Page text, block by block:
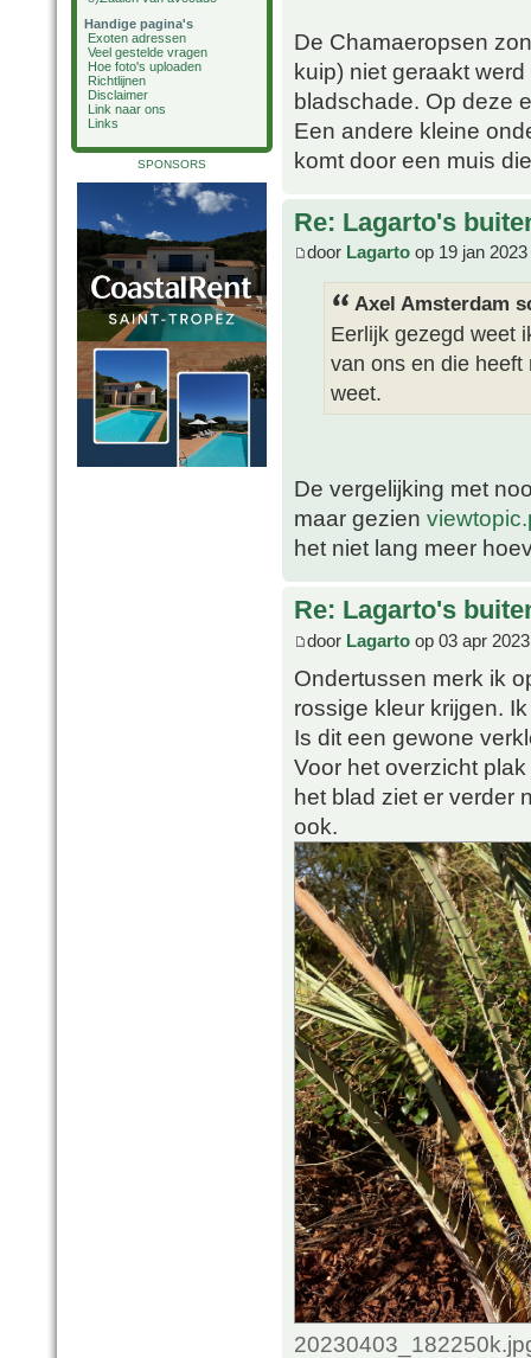
Handige pagina's
Exoten adressen
Veel gestelde vragen
Hoe foto's uploaden
Richtlijnen
Disclaimer
Link naar ons
Links
SPONSORS
De Chamaeropsen
kuip) niet geraakt
bladschade. Op deze
Een andere kleine
komt door een muis
Re: Lagarto's
door Lagarto op 19 jan 2023
Axel Amsterdam
Eerlijk gezegd weet
van ons en die
weet.
De vergelijking met
maar gezien
het niet lang meer
Re: Lagarto's
door Lagarto op 03 apr
Ondertussen merk ik
rossige kleur krijgen.
Is dit een gewone
Voor het overzicht
het blad ziet er verder
ook.